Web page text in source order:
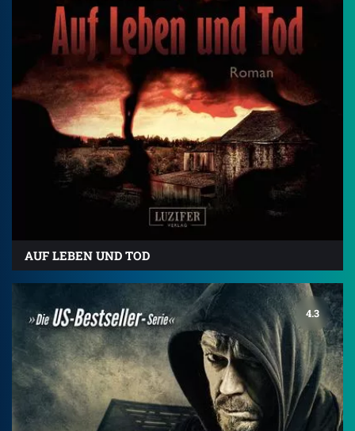
AUF LEBEN UND TOD
4.3